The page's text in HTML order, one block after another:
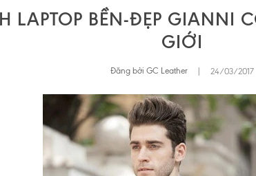
LAPTOP BỀN-ĐẸP GIANNI
GIỚI
Đăng bởi GC Leather 24/03/2017